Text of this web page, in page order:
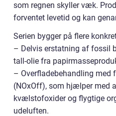
som regnen skyller væk.
forventet levetid og kan
Serien bygger på flere
– Delvis erstatning af fossil
tall-olie fra
– Overfladebehandling
(NOxOff), som hjælper med
kvælstofoxider og flygtige
udeluften.